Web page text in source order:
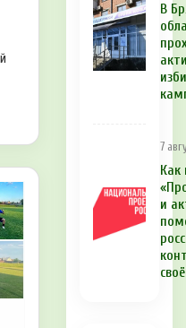
В
7
Как
и